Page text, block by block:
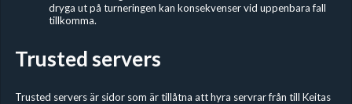
dryga ut på turneringen kan konsekvenser vid uppenbara fall
tillkomma.
Trusted servers
Trusted servers är sidor som är tillåtna att hyra servrar från till Keitas